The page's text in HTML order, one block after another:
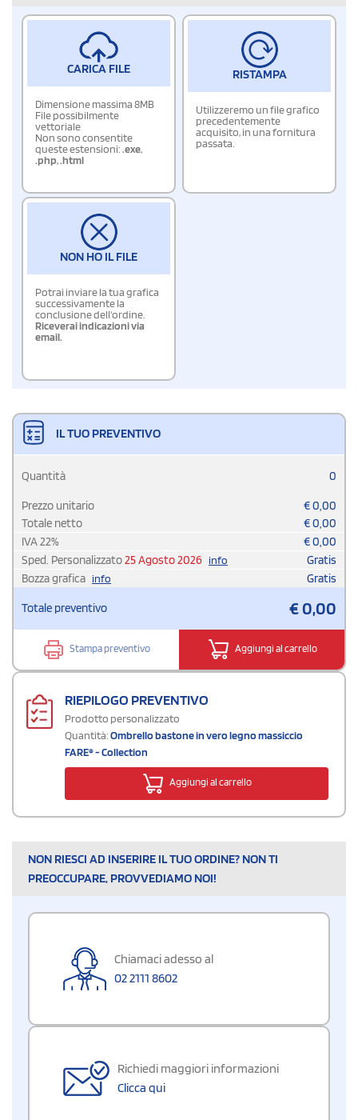
CARICA FILE
Dimensione massima 8MB
File possibilmente
vettoriale
Non sono consentite
queste estensioni:.exe,
.php,.html
RISTAMPA
Utilizzeremo un file grafico
precedentemente
acquisito, in una fornitura
passata.
NON HO IL FILE
Potrai inviare la tua grafica
successivamente la
conclusione dell'ordine.
Riceverai indicazioni via
email.
IL TUO PREVENTIVO
Quantità 0
Prezzo unitario €0,00
Totale netto
€0,00
IVA22% €0,00
Sped. Personalizzato25 Agosto 2026 info
Gratis
Bozza grafica info Gratis
Totale preventivo €0,00
Stampa preventivo Aggiungi al carrello
RIEPILOGO PREVENTIVO
Prodotto personalizzato
Quantità:Ombrello bastone in vero legno massiccio
FARE® - Collection
Aggiungi al carrello
NON RIESCI AD INSERIRE IL TUO ORDINE? NON TI
PREOCCUPARE, PROVVEDIAMO NOI!
Chiamaci adesso al
02 2111 8602
Richiedi maggiori informazioni
Clicca qui